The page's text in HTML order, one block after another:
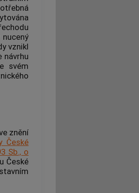
vznikl
návrhu
svém
znění
České
Sb., o
České